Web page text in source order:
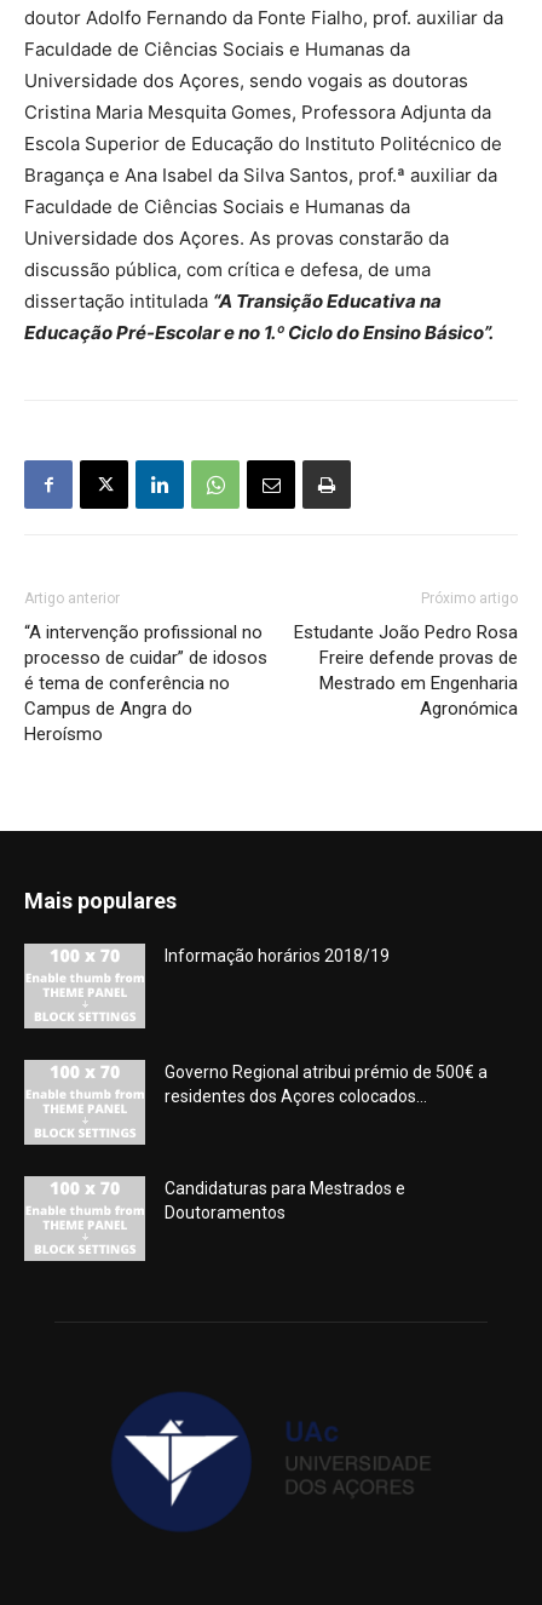
doutor Adolfo Fernando da Fonte Fialho, prof. auxiliar da
Faculdade de Ciências Sociais e Humanas da
Universidade dos Açores, sendo vogais as doutoras
Cristina Maria Mesquita Gomes, Professora Adjunta da
Escola Superior de Educação do Instituto Politécnico de
Bragança e Ana Isabel da Silva Santos, prof.ª auxiliar da
Faculdade de Ciências Sociais e Humanas da
Universidade dos Açores. As provas constarão da
discussão pública, com crítica e defesa, de uma
dissertação intitulada “A Transição Educativa na
Educação Pré-Escolar e no 1.º Ciclo do Ensino Básico”.
Artigo anterior
“A intervenção profissional no
processo de cuidar” de idosos
é tema de conferência no
Campus de Angra do
Heroísmo
Próximo artigo
Estudante João Pedro Rosa
Freire defende provas de
Mestrado em Engenharia
Agronómica
Mais populares
Informação horários 2018/19
Governo Regional atribui prémio de 500€ a
residentes dos Açores colocados...
Candidaturas para Mestrados e
Doutoramentos